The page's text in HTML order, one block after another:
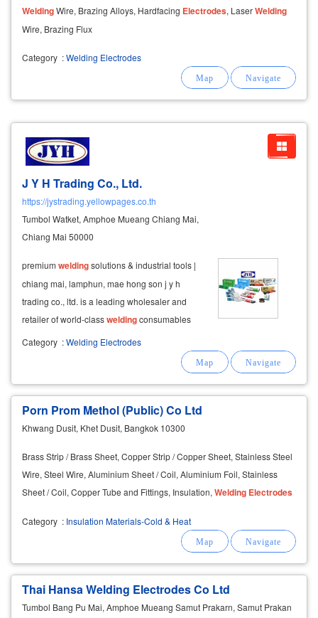
WeldingWire, Brazing Alloys, Hardfacing Electrodes, LaserWelding
Wire, Brazing Flux
Category :Welding Electrodes
J Y H Trading Co., Ltd.
https://jystrading.yellowpages.co.th
Tumbol Watket, Amphoe Mueang Chiang Mai,
Chiang Mai 50000
premium weldingsolutions & industrial tools |
chiang mai, lamphun, mae hong son j y h
trading co., ltd. is a leading wholesaler and
retailer of world-classweldingconsumables
and industrial equipment. we specialize in
rods, advanced
Category :Welding Electrodes
Porn Prom Methol (Public) Co Ltd
Khwang Dusit, Khet Dusit, Bangkok 10300
Brass Strip / Brass Sheet, Copper Strip / Copper Sheet, Stainless Steel
Wire, Steel Wire, Aluminium Sheet / Coil, Aluminium Foil, Stainless
Sheet / Coil, Copper Tube and Fittings, Insulation, Welding Electrodes
Category : Insulation Materials-Cold & Heat
Thai Hansa Welding Electrodes Co Ltd
Tumbol Bang Pu Mai, Amphoe Mueang Samut Prakarn, Samut Prakan